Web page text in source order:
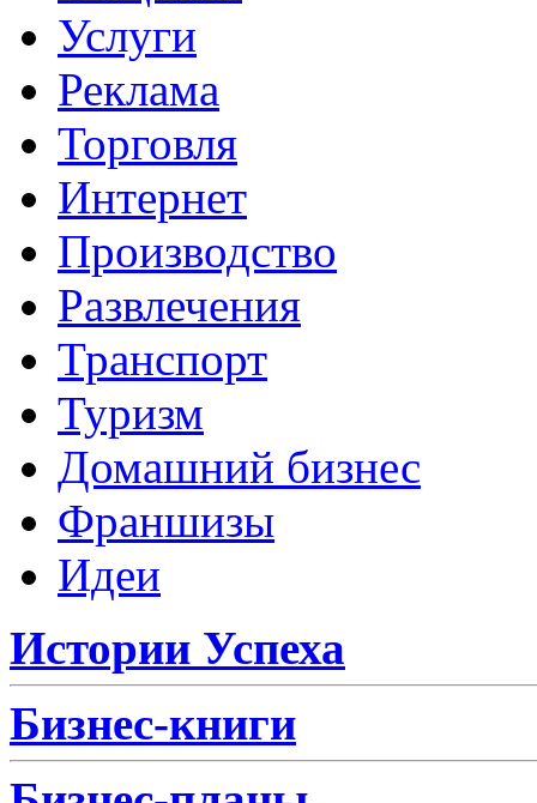
Услуги
Реклама
Торговля
Интернет
Производство
Развлечения
Транспорт
Туризм
Домашний бизнес
Франшизы
Идеи
Истории Успеха
Бизнес-книги